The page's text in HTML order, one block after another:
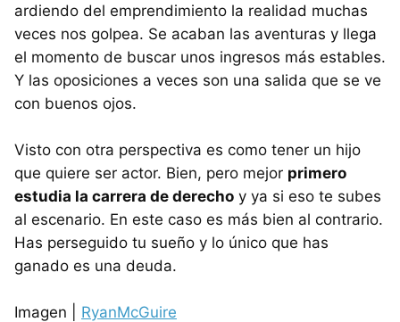
ardiendo del emprendimiento la realidad muchas
veces nos golpea. Se acaban las aventuras y llega
el momento de buscar unos ingresos más estables.
Y las oposiciones a veces son una salida que se ve
con buenos ojos.
Visto con otra perspectiva es como tener un hijo
que quiere ser actor. Bien, pero mejor primero
estudia la carrera de derecho y ya si eso te subes
al escenario. En este caso es más bien al contrario.
Has perseguido tu sueño y lo único que has
ganado es una deuda.
Imagen | RyanMcGuire